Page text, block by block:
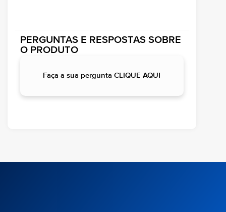
PERGUNTAS E RESPOSTAS SOBRE
O PRODUTO
Faça a sua pergunta CLIQUE AQUI